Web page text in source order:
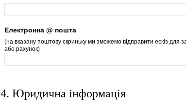
Електронна @ пошта
(на вказану поштову скриньку ми зможемо відправити ескіз для
або рахунок)
4. Юридична інформація